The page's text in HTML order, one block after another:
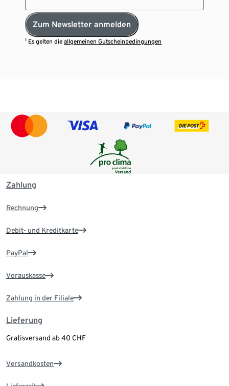
Zum Newsletter anmelden
¹ Es gelten dieallgemeinen Gutscheinbedingungen
Zahlung
Rechnung
Debit- und Kreditkarte
PayPal
Vorauskasse
Zahlung in der Filiale
Lieferung
Gratisversand ab 40 CHF
Versandkosten